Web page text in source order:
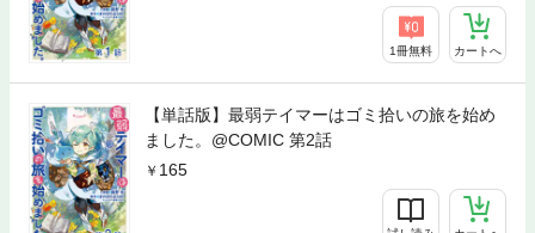
1冊無料 カートへ
【単話版】最弱テイマーはゴミ拾いの旅を始め
ました。@COMIC 第2話
165